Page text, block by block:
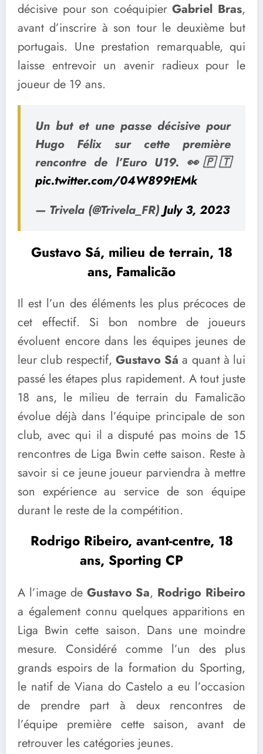
décisive pour son coéquipierGabriel Bras,
avant d’inscrire à son tour le deuxième but
portugais. Une prestation remarquable, qui
laisse entrevoir un avenir radieux pour le
joueur de 19 ans.
Un but et une passe décisive pour
Hugo Félix sur cette première
rencontre de l’Euro U19. 👀🇵🇹
pic.twitter.com/04W899tEMk
— Trivela (@Trivela_FR)July 3, 2023
Gustavo Sá, milieu de terrain, 18
ans, Famalicão
Il est l’un des éléments les plus précoces de
cet effectif. Si bon nombre de joueurs
évoluent encore dans les équipes jeunes de
leur club respectif, Gustavo Sáa quant à lui
passé les étapes plus rapidement. A tout juste
18 ans, le milieu de terrain du Famalicão
évolue déjà dans l’équipe principale de son
club, avec qui il a disputé pas moins de 15
rencontres de Liga Bwin cette saison. Reste à
savoir si ce jeune joueur parviendra à mettre
son expérience au service de son équipe
durant le reste de la compétition.
Rodrigo Ribeiro, avant-centre, 18
ans, Sporting CP
A l’image de Gustavo Sa, Rodrigo Ribeiro
a également connu quelques apparitions en
Liga Bwin cette saison. Dans une moindre
mesure. Considéré comme l’un des plus
grands espoirs de la formation du Sporting,
le natif de Viana do Castelo a eu l’occasion
de prendre part à deux rencontres de
l’équipe première cette saison, avant de
retrouver les catégories jeunes.